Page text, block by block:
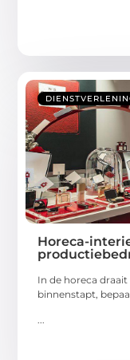
Horeca-
In de horeca draait
binnenstapt,
...